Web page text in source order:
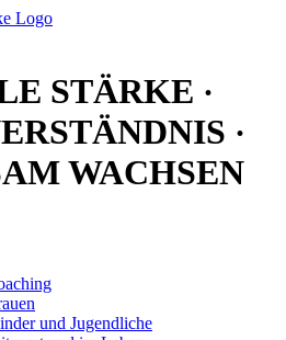
STÄRKE ·
·
WACHSEN
und Jugendliche